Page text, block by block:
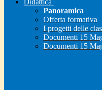
Didattica
Panoramica
Offerta formativa
I progetti delle
Documenti 15
Documenti 15